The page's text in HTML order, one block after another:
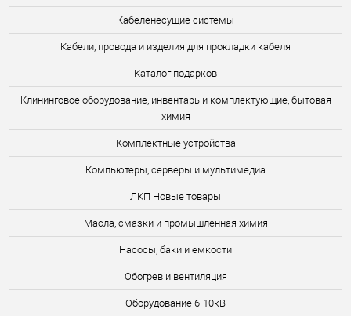
Кабеленесущие системы
Кабели, провода и изделия для прокладки кабеля
Каталог подарков
Клининговое оборудование, инвентарь и комплектующие, бытовая
химия
Комплектные устройства
Компьютеры, серверы и мультимедиа
ЛКП Новые товары
Масла, смазки и промышленная химия
Насосы, баки и емкости
Обогрев и вентиляция
Оборудование 6-10кВ